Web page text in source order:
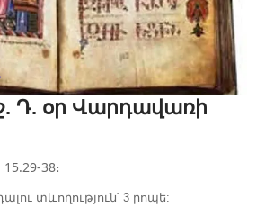
Դ. օր Վարդավառի
38։
տևողություն՝ 3 րոպե: